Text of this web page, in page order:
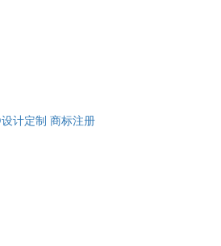
计定制 商标注册